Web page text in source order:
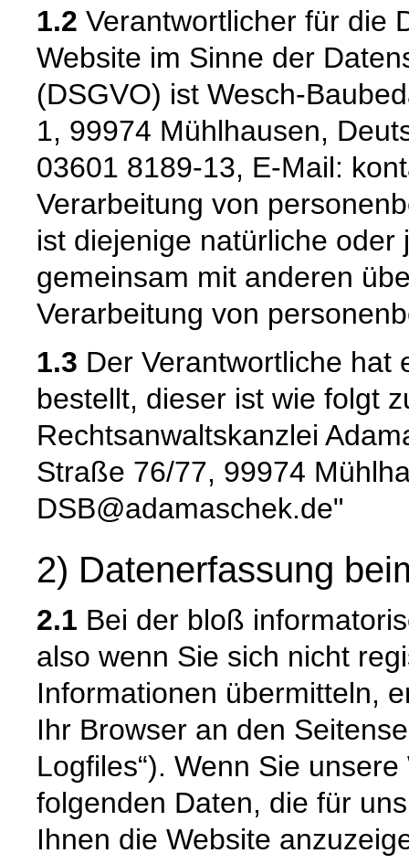
1.2 Verantwortlicher für die
Website im Sinne der
(DSGVO) ist Wesch-
1, 99974 Mühlhausen,
03601 8189-13, E-Mail:
Verarbeitung von
ist diejenige natürliche
gemeinsam mit anderen
Verarbeitung von
1.3 Der Verantwortliche hat
bestellt, dieser ist wie folgt
Rechtsanwaltskanzlei
Straße 76/77, 99974
DSB@adamaschek.de"
2) Datenerfassung
2.1 Bei der bloß
also wenn Sie sich nicht
Informationen übermitteln,
Ihr Browser an den
Logfiles“). Wenn Sie
folgenden Daten, die für
Ihnen die Website